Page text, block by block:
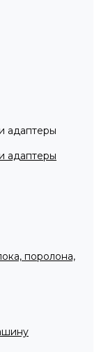
адаптеры
адаптеры
поролона,